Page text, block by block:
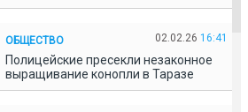
ОБЩЕСТВО 02.02.26 16:41
Полицейские пресекли незаконное
выращивание конопли в Таразе